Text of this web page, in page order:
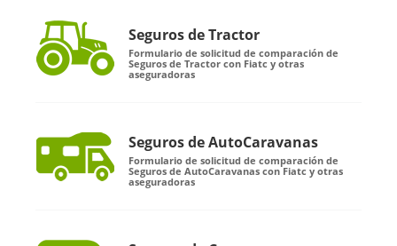
Seguros de Tractor
Formulario de solicitud de comparación de
Seguros de Tractor con Fiatc y otras
aseguradoras
Seguros de AutoCaravanas
Formulario de solicitud de comparación de
Seguros de AutoCaravanas con Fiatc y otras
aseguradoras